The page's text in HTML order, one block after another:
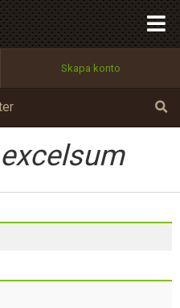
Skapa konto
Tillbaka till förstasidan